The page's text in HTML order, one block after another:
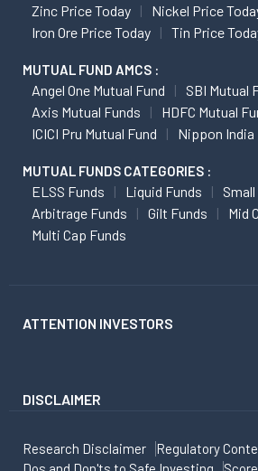
Zinc Price Today
Nickel Price
Iron Ore Price Today
Tin Price
MUTUAL FUND AMCS :
Angel One Mutual Fund
SBI Mutual
Axis Mutual Funds
HDFC Mutual
ICICI Pru Mutual Fund
Nippon India
MUTUAL FUNDS CATEGORIES :
ELSS Funds Liquid Funds
Arbitrage Funds
Gilt Funds
Mid
Multi Cap Funds
ATTENTION INVESTORS
DISCLAIMER
Research Disclaimer
Regulatory